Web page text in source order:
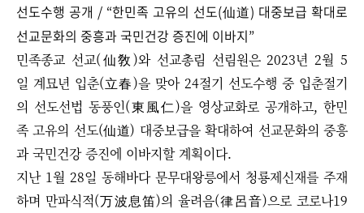
선도수행 공개 / “한민족 고유의 선도(仙道) 대중보급 확대로
선교문화의 중흥과 국민건강 증진에 이바지”
민족종교 선교(仙敎)와 선교총림 선림원은 2023년 2월 5
일 계묘년 입춘(立春)을 맞아 24절기 선도수행 중 입춘절기
의 선도선법 동풍인(東風仁)을 영상교화로 공개하고, 한민
족 고유의 선도(仙道) 대중보급을 확대하여 선교문화의 중흥
과 국민건강 증진에 이바지할 계획이다. ​
지난 1월 28일 동해바다 문무대왕릉에서 청룡제신재를 주재
하며 만파식적(万波息笛)의 율려음(律呂音)으로 코로나19